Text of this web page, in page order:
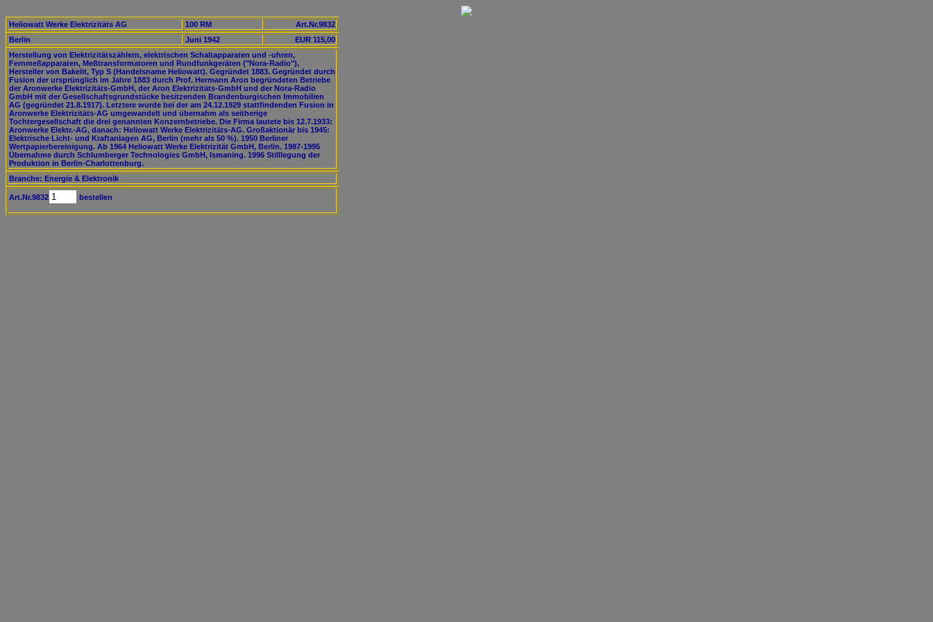
Heliowatt Werke Elektrizitäts AG 100 RM
Art.Nr.9832
Berlin
Juni 1942
EUR 115,00
Herstellung von Elektrizitätszählern, elektrischen Schaltapparaten und -uhren,
Fernmeßapparaten, Meßtransformatoren und Rundfunkgeräten ("Nora-Radio"),
Hersteller von Bakelit, Typ S (Handelsname Heliowatt). Gegründet 1883. Gegründet durch
Fusion der ursprünglich im Jahre 1883 durch Prof. Hermann Aron begründeten Betriebe
der Aronwerke Elektrizitäts-GmbH, der Aron Elektrizitäts-GmbH und der Nora-Radio
GmbH mit der Gesellschaftsgrundstücke besitzenden Brandenburgischen Immobilien
AG (gegründet 21.8.1917). Letztere wurde bei der am 24.12.1929 stattfindenden Fusion in
Aronwerke Elektrizitäts-AG umgewandelt und übernahm als seitherige
Tochtergesellschaft die drei genannten Konzernbetriebe. Die Firma lautete bis 12.7.1933:
Aronwerke Elektr.-AG, danach: Heliowatt Werke Elektrizitäts-AG. Großaktionär bis 1945:
Elektrische Licht- und Kraftanlagen AG, Berlin (mehr als 50 %). 1950 Berliner
Wertpapierbereinigung. Ab 1964 Heliowatt Werke Elektrizität GmbH, Berlin. 1987-1995
Übernahme durch Schlumberger Technologies GmbH, Ismaning. 1996 Stilllegung der
Produktion in Berlin-Charlottenburg.
Branche: Energie & Elektronik
Art.Nr.9832 bestellen